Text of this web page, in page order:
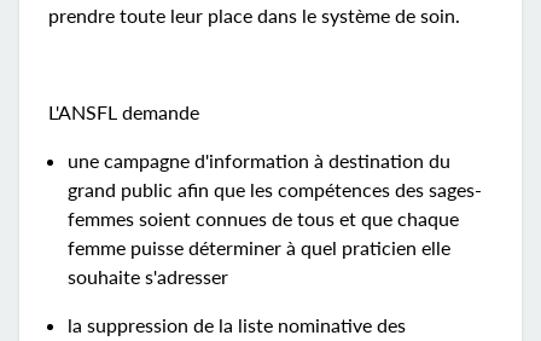
prendre toute leur place dans le système de soin.
L'ANSFL demande
une campagne d'information à destination du
grand public afin que les compétences des sages-
femmes soient connues de tous et que chaque
femme puisse déterminer à quel praticien elle
souhaite s'adresser
la suppression de la liste nominative des